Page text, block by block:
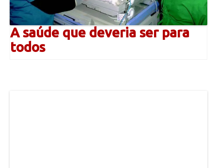
A saúde que deveria ser para
todos